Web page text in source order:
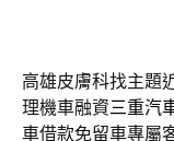
高雄皮膚科找主題
理機車融資三重汽
車借款免留車專屬